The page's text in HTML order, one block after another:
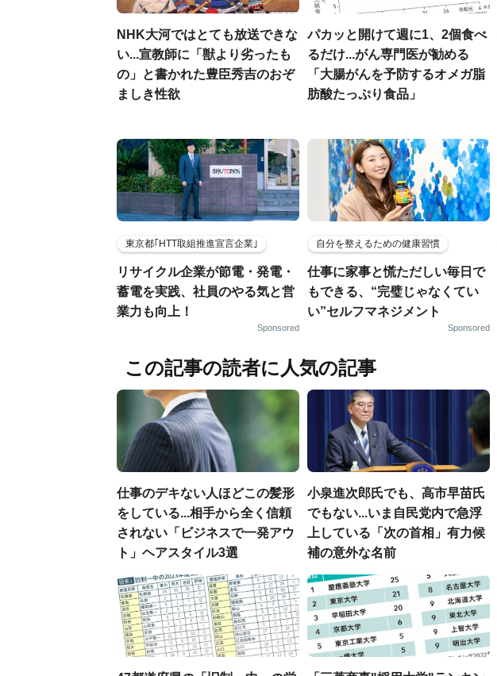
NHK大河ではとても放送できな
い...宣教師に「獣より劣ったも
の」と書かれた豊臣秀吉のおぞ
ましき性欲
パカッと開けて週に1、2個食べ
るだけ...がん専門医が勧める
「大腸がんを予防するオメガ脂
肪酸たっぷり食品」
東京都｢HTT取組推進宣言企業｣
リサイクル企業が節電・発電・
蓄電を実践、社員のやる気と営
業力も向上！
Sponsored
自分を整えるための健康習慣
仕事に家事と慌ただしい毎日で
もできる、“完璧じゃなくてい
い”セルフマネジメント
Sponsored
この記事の読者に人気の記事
仕事のデキない人ほどこの髪形
をしている...相手から全く信頼
されない「ビジネスで一発アウ
ト」ヘアスタイル3選
小泉進次郎氏でも、高市早苗氏
でもない...いま自民党内で急浮
上している「次の首相」有力候
補の意外な名前